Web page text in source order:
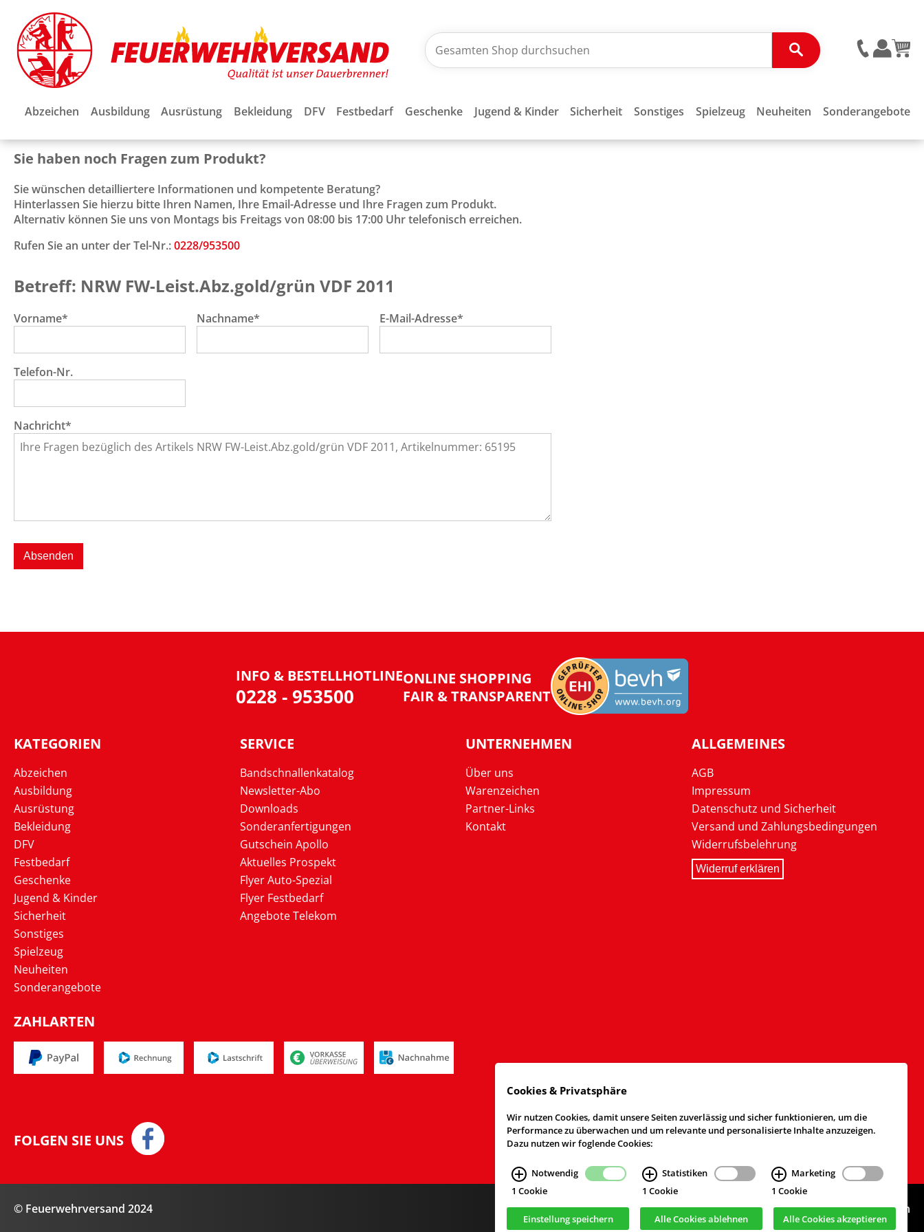
Abzeichen Ausbildung Ausrüstung Bekleidung DFV Festbedarf Geschenke Jugend & Kinder Sicherheit Sonstiges Spielzeug Neuheiten Sonderangebote
Sie haben noch Fragen zum Produkt?
Sie wünschen detailliertere Informationen und kompetente Beratung?
Hinterlassen Sie hierzu bitte Ihren Namen, Ihre Email-Adresse und Ihre Fragen zum Produkt.
Alternativ können Sie uns von Montags bis Freitags von 08:00 bis 17:00 Uhr telefonisch erreichen.
Rufen Sie an unter der Tel-Nr.:0228/953500
Betreff: NRW FW-Leist.Abz.gold/grün VDF 2011
Vorname* Nachname* E-Mail-Adresse*
Telefon-Nr.
Nachricht*
Absenden
INFO & BESTELLHOTLINE
0228 - 953500
ONLINE SHOPPING
FAIR & TRANSPARENT
KATEGORIEN
Abzeichen
Ausbildung
Ausrüstung
Bekleidung
DFV
Festbedarf
Geschenke
Jugend & Kinder
Sicherheit
Sonstiges
Spielzeug
Neuheiten
Sonderangebote
SERVICE
Bandschnallenkatalog
Newsletter-Abo
Downloads
Sonderanfertigungen
Gutschein Apollo
Aktuelles Prospekt
Flyer Auto-Spezial
Flyer Festbedarf
Angebote Telekom
UNTERNEHMEN
Über uns
Warenzeichen
Partner-Links
Kontakt
ALLGEMEINES
AGB
Impressum
Datenschutz und Sicherheit
Versand und Zahlungsbedingungen
Widerrufsbelehrung
Widerruf erklären
ZAHLARTEN
FOLGEN SIE UNS
© Feuerwehrversand 2024 Webdesign & Realisierungcekom GmbH, Köln
Cookies & Privatsphäre
Wir nutzen Cookies, damit unsere Seiten zuverlässig und sicher funktionieren, um die
Performance zu überwachen und um relevante und personalisierte Inhalte anzuzeigen.
Dazu nutzen wir foglende Cookies:
Notwendig
1 Cookie
Statistiken
1 Cookie
Marketing
1 Cookie
Einstellung speichern Alle Cookies ablehnen Alle Cookies akzeptieren